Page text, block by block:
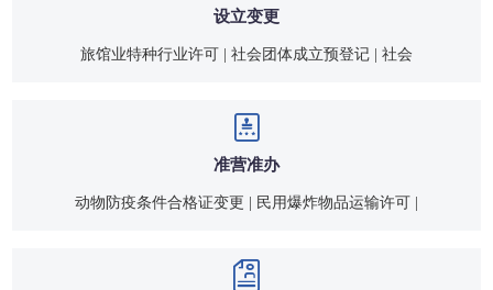
设立变更
旅馆业特种行业许可 | 社会团体成立预登记 | 社会
准营准办
动物防疫条件合格证变更 | 民用爆炸物品运输许可 |